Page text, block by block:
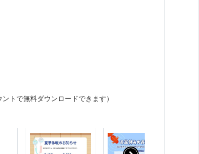
ントで無料ダウンロードできます）